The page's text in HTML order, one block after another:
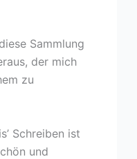
Sammlung
der mich
zu
Schreiben ist
und